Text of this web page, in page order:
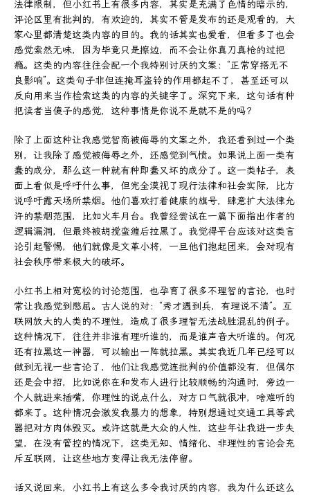
法律限制，但小红书上有很多内容，其实是充满了色情的暗示的，
评论区里有批判的，有欢迎的，其实不管是发布的还是观看的，大
家心里都清楚这类内容的目的。我的话其实也爱看，但看多了也会
感觉索然无味，因为毕竟只是擦边，而不会让你真刀真枪的过把
瘾。这类的内容往往会配一个我特别讨厌的文案：“正常穿搭无不
良影响”。这类句子非但连掩耳盗铃的作用都起不了，甚至还可以
反向用来当作检索这类的内容的关键字了。深究下来，这句话有种
把读者当傻子的感觉，这种事情是你说不是就不是的吗？
除了上面这种让我感觉智商被侮辱的文案之外，我还看到过一个类
别，让我除了感觉被侮辱之外，还感觉到气愤。如果说上面一类有
蠢的成分，那么这一种就有种即蠢又坏的成分了。这一类帖子，表
面上看似是呼吁什么事，但完全漠视了现行法律和社会实际，比方
说呼吁露天场所禁烟。他们喜欢打着健康的旗号，肆意扩大法律允
许的禁烟范围，比如火车月台。我曾经尝试在一篇下面指出作者的
逻辑漏洞，但最终被胡搅蛮缠后拉黑了。我觉得平台应该对这类言
论引起警惕，他们就像是文革小将，一旦他们抱起团来，会对现有
社会秩序带来极大的破坏。
小红书上相对宽松的讨论范围，也孕育了很多不理智的言论，也时
常让我感觉到憋屈。古人说的对：“秀才遇到兵，有理说不清”。互
联网放大的人类的不理性，造成了很多理智无法战胜混乱的例子。
这种情况下，往往并非谁有理听谁的，而是谁声音大听谁的。何况
还有拉黑这一神器，可以输出一阵就拉黑。其实我近几年已经可以
做到无视一些言论了，他们让我感觉连批判的价值都没有，但偶尔
还是会中招，比如说你在和发布人进行比较顺畅的沟通时，旁边一
个人就进来插嘴，你理性的说点什么，对方口气就很冲，啥难听的
都来了。这种情况会激发我暴力的想象，特别想通过交通工具等武
器把对方肉体毁灭。或许这就是大众的人性，这些年让我进一步失
望，在没有管控的情况下，这类无知、情绪化、非理性的言论会充
斥互联网，让这些地方变得让我无法停留。
话又说回来，小红书上有这么多令我讨厌的内容，我为什么还这么